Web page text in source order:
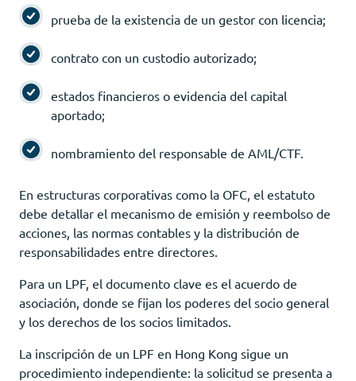
prueba de la existencia de un gestor con licencia;
contrato con un custodio autorizado;
estados financieros o evidencia del capital
aportado;
nombramiento del responsable de AML/CTF.
En estructuras corporativas como la OFC, el estatuto
debe detallar el mecanismo de emisión y reembolso de
acciones, las normas contables y la distribución de
responsabilidades entre directores.
Para un LPF, el documento clave es el acuerdo de
asociación, donde se fijan los poderes del socio general
y los derechos de los socios limitados.
La inscripción de un LPF en Hong Kong sigue un
procedimiento independiente: la solicitud se presenta a